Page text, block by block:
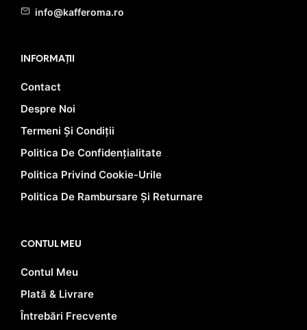
info@kafferoma.ro
INFORMAȚII
Contact
Despre Noi
Termeni Și Condiții
Politica De Confidențialitate
Politica Privind Cookie-Urile
Politica De Rambursare Și Returnare
CONTUL MEU
Contul Meu
Plată & Livrare
Întrebări Frecvente